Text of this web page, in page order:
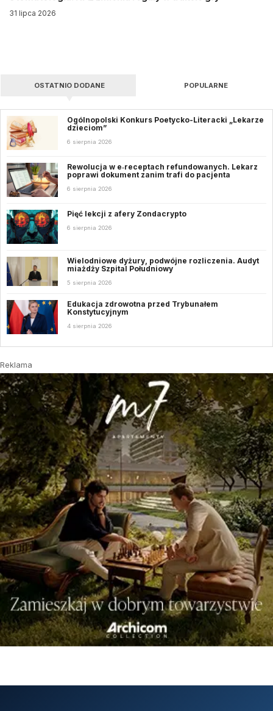
31 lipca 2026
OSTATNIO DODANE POPULARNE
Ogólnopolski Konkurs Poetycko-Literacki „Lekarze
dzieciom”
6 sierpnia 2026
Rewolucja w e‑receptach refundowanych. Lekarz
poprawi dokument zanim trafi do pacjenta
6 sierpnia 2026
Pięć lekcji z afery Zondacrypto
6 sierpnia 2026
Wielodniowe dyżury, podwójne rozliczenia. Audyt
miażdży Szpital Południowy
5 sierpnia 2026
Edukacja zdrowotna przed Trybunałem
Konstytucyjnym
4 sierpnia 2026
Reklama